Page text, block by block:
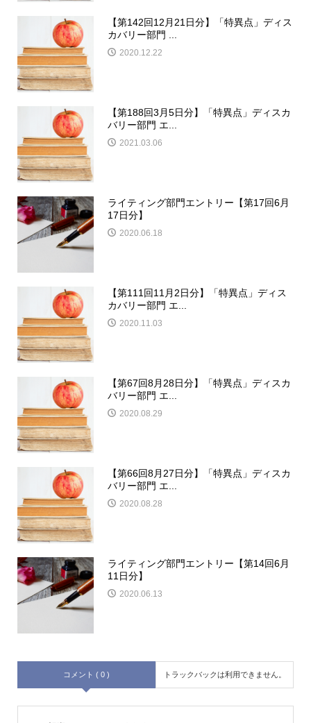
【第142回12月21日分】「特異点」ディス
カバリー部門 ...
2020.12.22
【第188回3月5日分】「特異点」ディスカ
バリー部門 エ...
2021.03.06
ライティング部門エントリー【第17回6月
17日分】
2020.06.18
【第111回11月2日分】「特異点」ディス
カバリー部門 エ...
2020.11.03
【第67回8月28日分】「特異点」ディスカ
バリー部門 エ...
2020.08.29
【第66回8月27日分】「特異点」ディスカ
バリー部門 エ...
2020.08.28
ライティング部門エントリー【第14回6月
11日分】
2020.06.13
コメント ( 0 ) トラックバックは利用できません。